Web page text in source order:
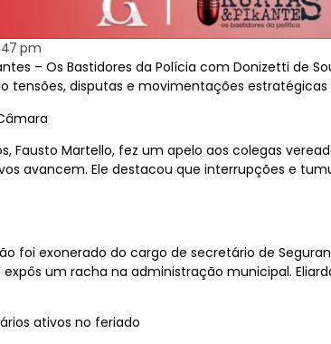
pm
– Os Bastidores da Polícia com Donizetti de
tensões, disputas e movimentações
Fausto Martello, fez um apelo aos colegas
avancem. Ele destacou que interrupções e
foi exonerado do cargo de secretário de
um racha na administração municipal.
ativos no feriado